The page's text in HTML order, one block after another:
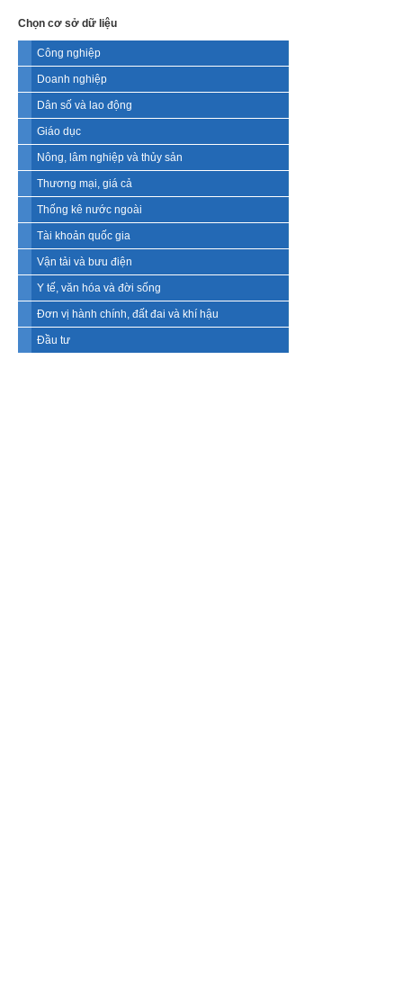
Chọn cơ sở dữ liệu
Công nghiệp
Doanh nghiệp
Dân số và lao động
Giáo dục
Nông, lâm nghiệp và thủy sản
Thương mại, giá cả
Thống kê nước ngoài
Tài khoản quốc gia
Vận tải và bưu điện
Y tế, văn hóa và đời sống
Đơn vị hành chính, đất đai và khí hậu
Đầu tư